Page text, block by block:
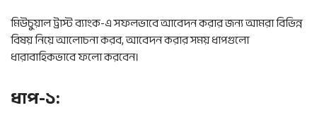
মিউচুয়াল ট্রাস্ট ব্যাংক-এ সফলভাবে আবেদন করার জন্য আমরা বিভিন্ন
বিষয় নিয়ে আলোচনা করব, আবেদন করার সময় ধাপগুলো
ধারাবাহিকভাবে ফলো করবেন।
ধাপ-১: